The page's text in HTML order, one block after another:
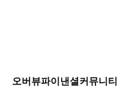
오버뷰파이낸셜커뮤니티